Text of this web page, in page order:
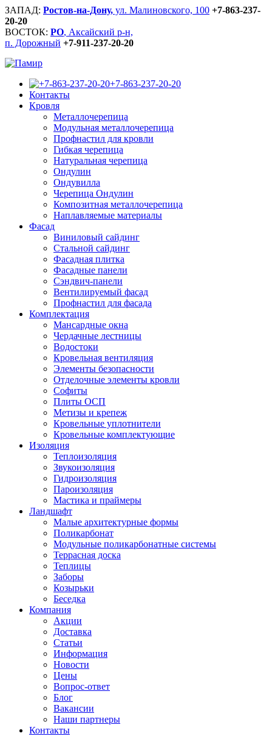
ЗАПАД: Ростов-на-Дону, ул. Малиновского, 100 +7-863-237-
20-20
ВОСТОК: РО, Аксайский р-н,
п. Дорожный +7-911-237-20-20
+7-863-237-20-20
Контакты
Кровля
Металлочерепица
Модульная металлочерепица
Профнастил для кровли
Гибкая черепица
Натуральная черепица
Ондулин
Ондувилла
Черепица Ондулин
Композитная металлочерепица
Наплавляемые материалы
Фасад
Виниловый сайдинг
Стальной сайдинг
Фасадная плитка
Фасадные панели
Сэндвич-панели
Вентилируемый фасад
Профнастил для фасада
Комплектация
Мансардные окна
Чердачные лестницы
Водостоки
Кровельная вентиляция
Элементы безопасности
Отделочные элементы кровли
Софиты
Плиты ОСП
Метизы и крепеж
Кровельные уплотнители
Кровельные комплектующие
Изоляция
Теплоизоляция
Звукоизоляция
Гидроизоляция
Пароизоляция
Мастика и праймеры
Ландшафт
Малые архитектурные формы
Поликарбонат
Модульные поликарбонатные системы
Террасная доска
Теплицы
Заборы
Козырьки
Беседка
Компания
Акции
Доставка
Статьи
Информация
Новости
Цены
Вопрос-ответ
Блог
Вакансии
Наши партнеры
Контакты